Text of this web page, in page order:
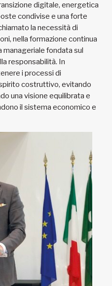
digitale, energetica
condivise e una forte
la necessità di
nella formazione continua
manageriale fondata sul
responsabilità. In
i processi di
costruttivo, evitando
una visione equilibrata e
il sistema economico e